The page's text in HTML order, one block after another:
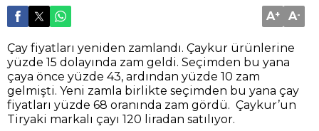
A+ A-
Çay fiyatları yeniden zamlandı. Çaykur ürünlerine
yüzde 15 dolayında zam geldi. Seçimden bu yana
çaya önce yüzde 43, ardından yüzde 10 zam
gelmişti. Yeni zamla birlikte seçimden bu yana çay
fiyatları yüzde 68 oranında zam gördü. Çaykur’un
Tiryaki markalı çayı 120 liradan satılıyor.